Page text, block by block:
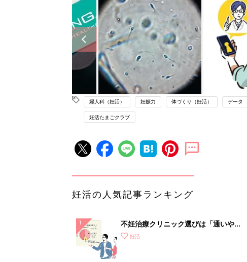
婦人科（妊活） 妊娠力 体づくり（妊活） データ
妊活たまごクラブ
妊活の人気記事ランキング
不妊治療クリニック選びは「通いやす
さ」が大切！選び方、重要3カ条っ
妊活